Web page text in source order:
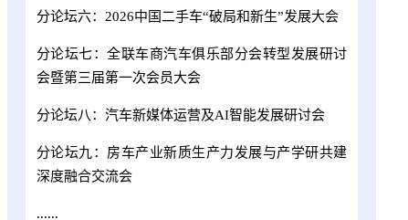
分论坛六：2026中国二手车“破局和新生”发展大会
分论坛七：全联车商汽车俱乐部分会转型发展研讨
会暨第三届第一次会员大会
分论坛八：汽车新媒体运营及AI智能发展研讨会
分论坛九：房车产业新质生产力发展与产学研共建
深度融合交流会
......